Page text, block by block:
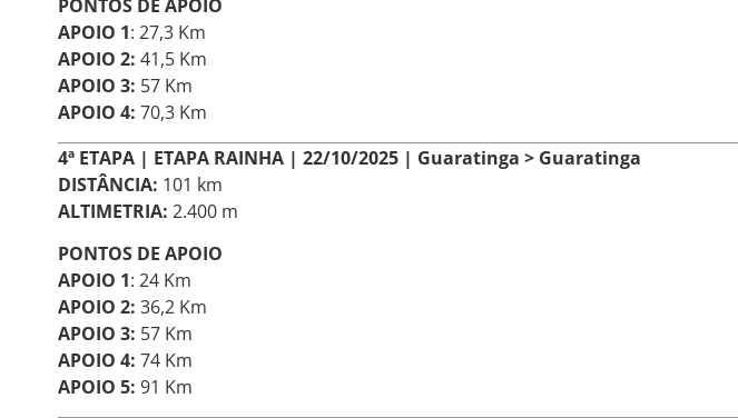
PONTOS DE APOIO
APOIO 1: 27,3 Km
APOIO 2: 41,5 Km
APOIO 3: 57 Km
APOIO 4: 70,3 Km
4ª ETAPA | ETAPA RAINHA | 22/10/2025 | Guaratinga > Guaratinga
DISTÂNCIA: 101 km
ALTIMETRIA: 2.400 m
PONTOS DE APOIO
APOIO 1: 24 Km
APOIO 2: 36,2 Km
APOIO 3: 57 Km
APOIO 4: 74 Km
APOIO 5: 91 Km